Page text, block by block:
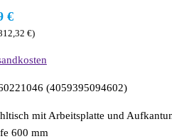
€
€)
(4059395094602)
mit Arbeitsplatte und
600 mm